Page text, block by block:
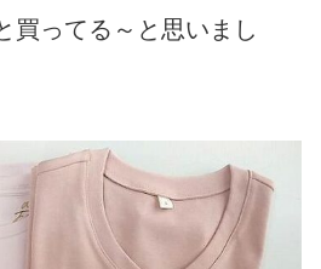
買ってる～と思いまし